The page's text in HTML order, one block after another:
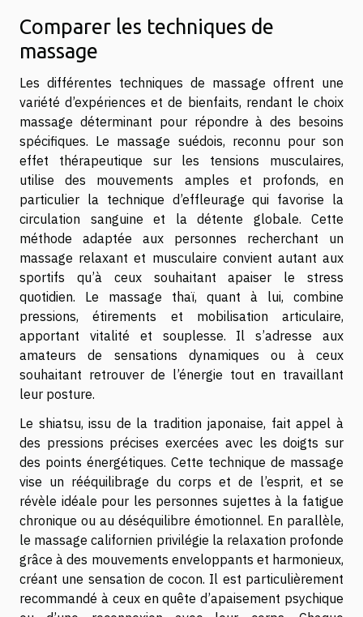
Comparer les techniques de
massage
Les différentes techniques de massage offrent une
variété d’expériences et de bienfaits, rendant le choix
massage déterminant pour répondre à des besoins
spécifiques. Le massage suédois, reconnu pour son
effet thérapeutique sur les tensions musculaires,
utilise des mouvements amples et profonds, en
particulier la technique d’effleurage qui favorise la
circulation sanguine et la détente globale. Cette
méthode adaptée aux personnes recherchant un
massage relaxant et musculaire convient autant aux
sportifs qu’à ceux souhaitant apaiser le stress
quotidien. Le massage thaï, quant à lui, combine
pressions, étirements et mobilisation articulaire,
apportant vitalité et souplesse. Il s’adresse aux
amateurs de sensations dynamiques ou à ceux
souhaitant retrouver de l’énergie tout en travaillant
leur posture.
Le shiatsu, issu de la tradition japonaise, fait appel à
des pressions précises exercées avec les doigts sur
des points énergétiques. Cette technique de massage
vise un rééquilibrage du corps et de l’esprit, et se
révèle idéale pour les personnes sujettes à la fatigue
chronique ou au déséquilibre émotionnel. En parallèle,
le massage californien privilégie la relaxation profonde
grâce à des mouvements enveloppants et harmonieux,
créant une sensation de cocon. Il est particulièrement
recommandé à ceux en quête d’apaisement psychique